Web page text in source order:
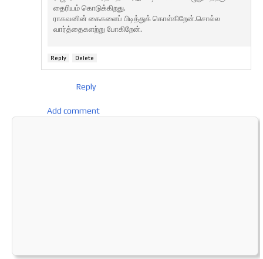
தைரியம் கொடுக்கிறது.
ராகவனின் கைகளைப் பிடித்துக் கொள்கிறேன்.சொல்ல
வார்த்தைகளற்று போகிறேன்.
Reply Delete
Reply
Add comment